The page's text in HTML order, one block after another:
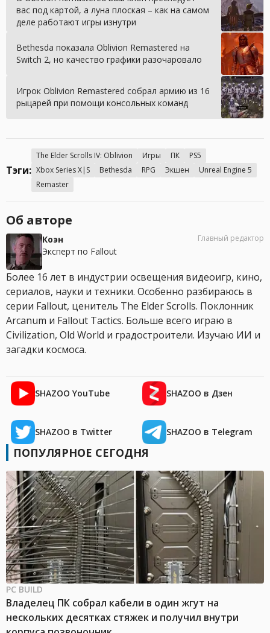
вас под картой, а луна плоская – как на самом
деле работают игры изнутри
Bethesda показала Oblivion Remastered на
Switch 2, но качество графики разочаровало
Игрок Oblivion Remastered собрал армию из 16
рыцарей при помощи консольных команд
Тэги:
The Elder Scrolls IV: Oblivion Игры ПК
PS5
Xbox Series X|S
Bethesda RPG Экшен
Unreal Engine 5
Remaster
Об авторе
Коэн
Эксперт по Fallout
Главный редактор
Более 16 лет в индустрии освещения видеоигр, кино,
сериалов, науки и техники. Особенно разбираюсь в
серии Fallout, ценитель The Elder Scrolls. Поклонник
Arcanum и Fallout Tactics. Больше всего играю в
Civilization, Old World и градостроители. Изучаю ИИ и
загадки космоса.
SHAZOO YouTube SHAZOO в Дзен
SHAZOO в Twitter SHAZOO в Telegram
ПОПУЛЯРНОЕ СЕГОДНЯ
PC BUILD
Владелец ПК собрал кабели в один жгут на
нескольких десятках стяжек и получил внутри